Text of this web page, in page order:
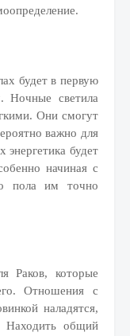
будет в первую
Ночные светила
Они смогут
важно для
будет
начиная с
пола им точно
Раков, которые
Отношения с
наладятся,
Находить общий